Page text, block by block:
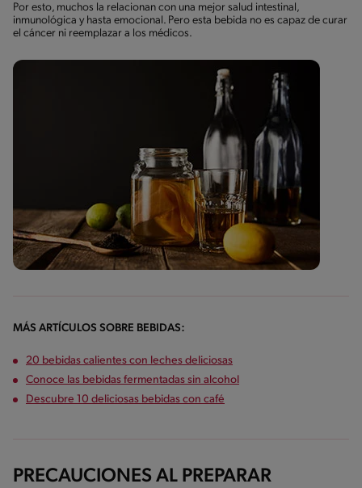
Por esto, muchos la relacionan con una mejor salud intestinal,
inmunológica y hasta emocional. Pero esta bebida no es capaz de curar
el cáncer ni reemplazar a los médicos.
MÁS ARTÍCULOS SOBRE BEBIDAS:
20 bebidas calientes con leches deliciosas
Conoce las bebidas fermentadas sin alcohol
Descubre 10 deliciosas bebidas con café
PRECAUCIONES AL PREPARAR